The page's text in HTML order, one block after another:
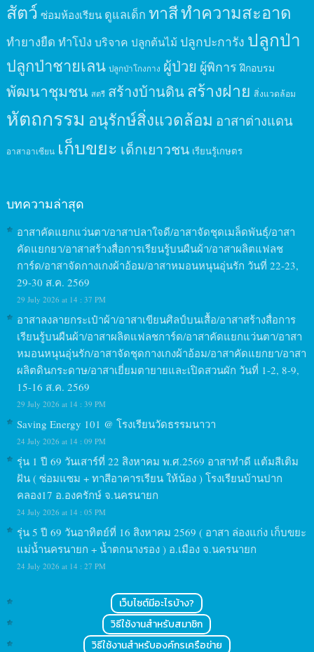
สัตว์ ซ่อมห้องเรียน ดูแลเด็ก ทาสีทำความสะอาด
ทำยางยืด ทำโป่ง บริจาค ปลูกต้นไม้ ปลูกปะการัง ปลูกป่า
ปลูกป่าชายเลน ปลูกป่าโกงกาง ผู้ป่วย ผู้พิการ ฝึกอบรม
พัฒนาชุมชน สตรี สร้างบ้านดินสร้างฝาย สิ่งแวดล้อม
หัตถกรรม อนุรักษ์สิ่งแวดล้อม อาสาต่างแดน
อาสาอาเซียน เก็บขยะ เด็กเยาวชน เรียนรู้เกษตร
บทความล่าสุด
อาสาคัดแยกแว่นตา/อาสาปลาใจดี/อาสาจัดชุดเมล็ดพันธุ์/อาสา
คัดแยกยา/อาสาสร้างสื่อการเรียนรู้บนผืนผ้า/อาสาผลิตแฟลช
การ์ด/อาสาจัดกางเกงผ้าอ้อม/อาสาหมอนหนุนอุ่นรัก วันที่ 22-23,
29-30 ส.ค. 2569
29 July 2026 at 14 : 37 PM
อาสาลงลายกระเป๋าผ้า/อาสาเขียนศิลป์บนเสื้อ/อาสาสร้างสื่อการ
เรียนรู้บนผืนผ้า/อาสาผลิตแฟลชการ์ด/อาสาคัดแยกแว่นตา/อาสา
หมอนหนุนอุ่นรัก/อาสาจัดชุดกางเกงผ้าอ้อม/อาสาคัดแยกยา/อาสา
ผลิตดินกระดาษ/อาสาเยี่ยมตายายและเปิดสวนผัก วันที่ 1-2, 8-9,
15-16 ส.ค. 2569
29 July 2026 at 14 : 39 PM
Saving Energy 101 @ โรงเรียนวัดธรรมนาวา
24 July 2026 at 14 : 09 PM
รุ่น 1 ปี 69 วันเสาร์ที่ 22 สิงหาคม พ.ศ.2569 อาสาทำดี แต้มสีเติม
ฝัน ( ซ่อมแซม + ทาสีอาคารเรียน ให้น้อง ) โรงเรียนบ้านปาก
คลอง17 อ.องครักษ์ จ.นครนายก
24 July 2026 at 14 : 05 PM
รุ่น 5 ปี 69 วันอาทิตย์ที่ 16 สิงหาคม 2569 ( อาสา ล่องแก่ง เก็บขยะ
แม่น้ำนครนายก + น้ำตกนางรอง ) อ.เมือง จ.นครนายก
24 July 2026 at 14 : 27 PM
เว็บไซต์มีอะไรบ้าง?
วิธีใช้งานสำหรับสมาชิก
วิธีใช้งานสำหรับองค์กรเครือข่าย